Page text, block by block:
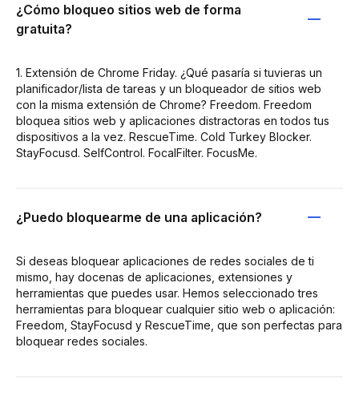
¿Cómo bloqueo sitios web de forma
gratuita?
1. Extensión de Chrome Friday. ¿Qué pasaría si tuvieras un
planificador/lista de tareas y un bloqueador de sitios web
con la misma extensión de Chrome? Freedom. Freedom
bloquea sitios web y aplicaciones distractoras en todos tus
dispositivos a la vez. RescueTime. Cold Turkey Blocker.
StayFocusd. SelfControl. FocalFilter. FocusMe.
¿Puedo bloquearme de una aplicación?
Si deseas bloquear aplicaciones de redes sociales de ti
mismo, hay docenas de aplicaciones, extensiones y
herramientas que puedes usar. Hemos seleccionado tres
herramientas para bloquear cualquier sitio web o aplicación:
Freedom, StayFocusd y RescueTime, que son perfectas para
bloquear redes sociales.